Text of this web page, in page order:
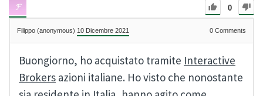
0
Filippo (anonymous) 10 Dicembre 2021 0 Comments
Buongiorno, ho acquistato tramite Interactive
Brokers azioni italiane. Ho visto che nonostante